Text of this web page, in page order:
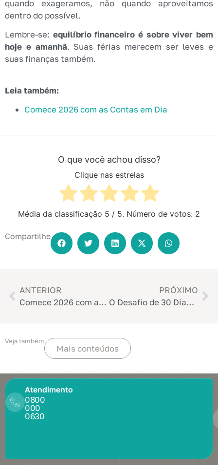
quando exageramos, não quando aproveitamos
dentro do possível.
Lembre-se: equilíbrio financeiro é sobre viver bem
hoje e amanhã. Suas férias merecem ser leves e
suas finanças também.
Leia também:
Comece 2026 com as Contas em Dia
O que você achou disso?
Clique nas estrelas
Média da classificação 5 / 5. Número de votos: 2
Compartilhe
ANTERIOR
Comece 2026 com as Contas em Dia
PRÓXIMO
O Desafio de 30 Dias Pós-Férias: Saia das Dívidas
Veja também
Mais conteúdos
Atendimento
0800
000
0630